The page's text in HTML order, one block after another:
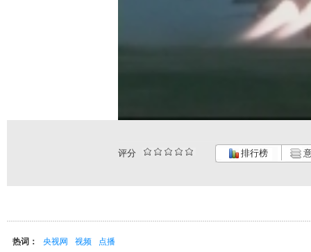
评分 排行榜
热词： 央视网 视频 点播